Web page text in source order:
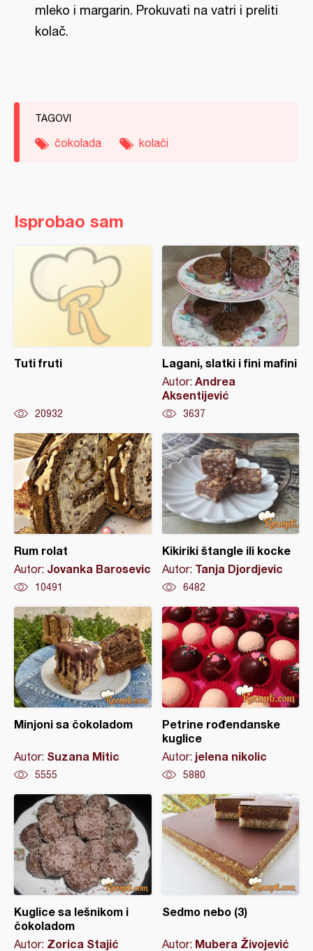
mleko i margarin. Prokuvati na vatri i preliti
kolač.
TAGOVI
čokolada kolači
Isprobao sam
Tuti fruti
20932
Lagani, slatki i fini mafini
Autor: Andrea
Aksentijević
3637
Rum rolat
Autor: Jovanka Barosevic
10491
Kikiriki štangle ili kocke
Autor: Tanja Djordjevic
6482
Minjoni sa čokoladom
Autor: Suzana Mitic
5555
Petrine rođendanske
kuglice
Autor: jelena nikolic
5880
Kuglice sa lešnikom i
čokoladom
Autor: Zorica Stajić
Sedmo nebo (3)
Autor: Mubera Živojević